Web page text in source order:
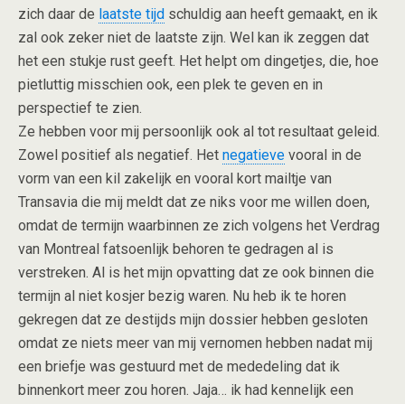
zich daar de laatste tijd schuldig aan heeft gemaakt, en ik
zal ook zeker niet de laatste zijn. Wel kan ik zeggen dat
het een stukje rust geeft. Het helpt om dingetjes, die, hoe
pietluttig misschien ook, een plek te geven en in
perspectief te zien.
Ze hebben voor mij persoonlijk ook al tot resultaat geleid.
Zowel positief als negatief. Het negatieve vooral in de
vorm van een kil zakelijk en vooral kort mailtje van
Transavia die mij meldt dat ze niks voor me willen doen,
omdat de termijn waarbinnen ze zich volgens het Verdrag
van Montreal fatsoenlijk behoren te gedragen al is
verstreken. Al is het mijn opvatting dat ze ook binnen die
termijn al niet kosjer bezig waren. Nu heb ik te horen
gekregen dat ze destijds mijn dossier hebben gesloten
omdat ze niets meer van mij vernomen hebben nadat mij
een briefje was gestuurd met de mededeling dat ik
binnenkort meer zou horen. Jaja… ik had kennelijk een